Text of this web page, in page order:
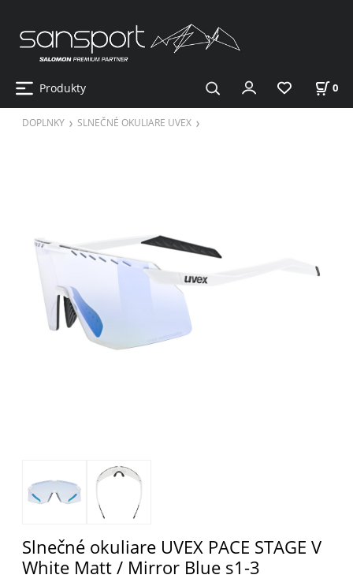
Produkty 0
DOPLNKY SLNEČNÉ OKULIARE UVEX
Slnečné okuliare UVEX PACE STAGE V
White Matt / Mirror Blue s1-3